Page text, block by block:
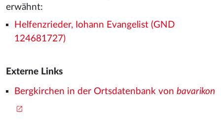
erwähnt:
Helfenzrieder, Iohann Evangelist (GND
124681727)
Externe Links
Bergkirchen in der Ortsdatenbank von bavarikon